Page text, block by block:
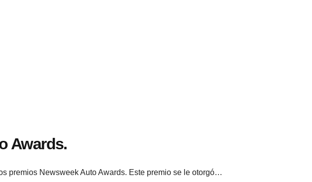
Awards.
premios Newsweek Auto Awards. Este premio se le otorgó…